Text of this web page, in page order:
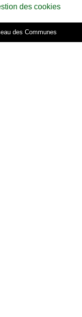
des cookies
des Communes